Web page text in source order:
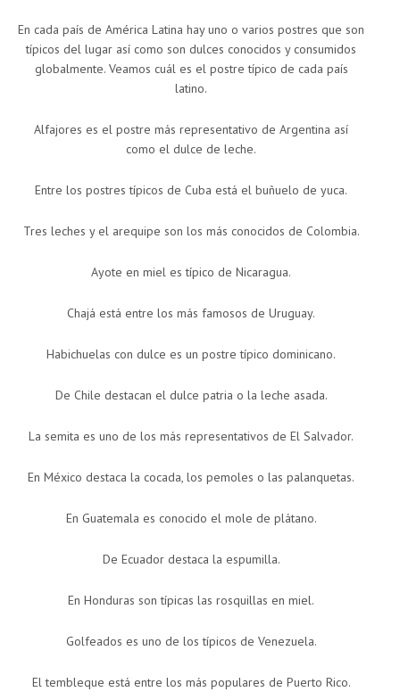
En cada país de América Latina hay uno o varios postres que son
típicos del lugar así como son dulces conocidos y consumidos
globalmente. Veamos cuál es el postre típico de cada país
latino.
Alfajores es el postre más representativo de Argentina así
como el dulce de leche.
Entre los postres típicos de Cuba está el buñuelo de yuca.
Tres leches y el arequipe son los más conocidos de Colombia.
Ayote en miel es típico de Nicaragua.
Chajá está entre los más famosos de Uruguay.
Habichuelas con dulce es un postre típico dominicano.
De Chile destacan el dulce patria o la leche asada.
La semita es uno de los más representativos de El Salvador.
En México destaca la cocada, los pemoles o las palanquetas.
En Guatemala es conocido el mole de plátano.
De Ecuador destaca la espumilla.
En Honduras son típicas las rosquillas en miel.
Golfeados es uno de los típicos de Venezuela.
El tembleque está entre los más populares de Puerto Rico.